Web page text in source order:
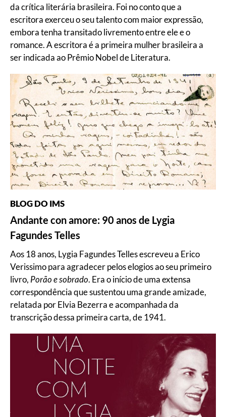
da crítica literária brasileira. Foi no conto que a
escritora exerceu o seu talento com maior expressão,
embora tenha transitado livremento entre ele e o
romance. A escritora é a primeira mulher brasileira a
ser indicada ao Prêmio Nobel de Literatura.
BLOG DO IMS
Andante con amore: 90 anos de Lygia
Fagundes Telles
Aos 18 anos, Lygia Fagundes Telles escreveu a Erico
Verissimo para agradecer pelos elogios ao seu primeiro
livro, Porão e sobrado. Era o início de uma extensa
correspondência que sustentou uma grande amizade,
relatada por Elvia Bezerra e acompanhada da
transcrição dessa primeira carta, de 1941.